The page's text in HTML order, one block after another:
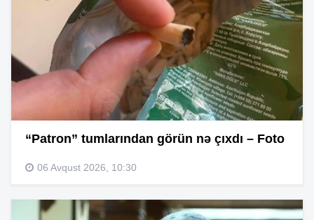
“Patron” tumlarından görün nə çıxdı – Foto
06 Avqust 2026, 10:30